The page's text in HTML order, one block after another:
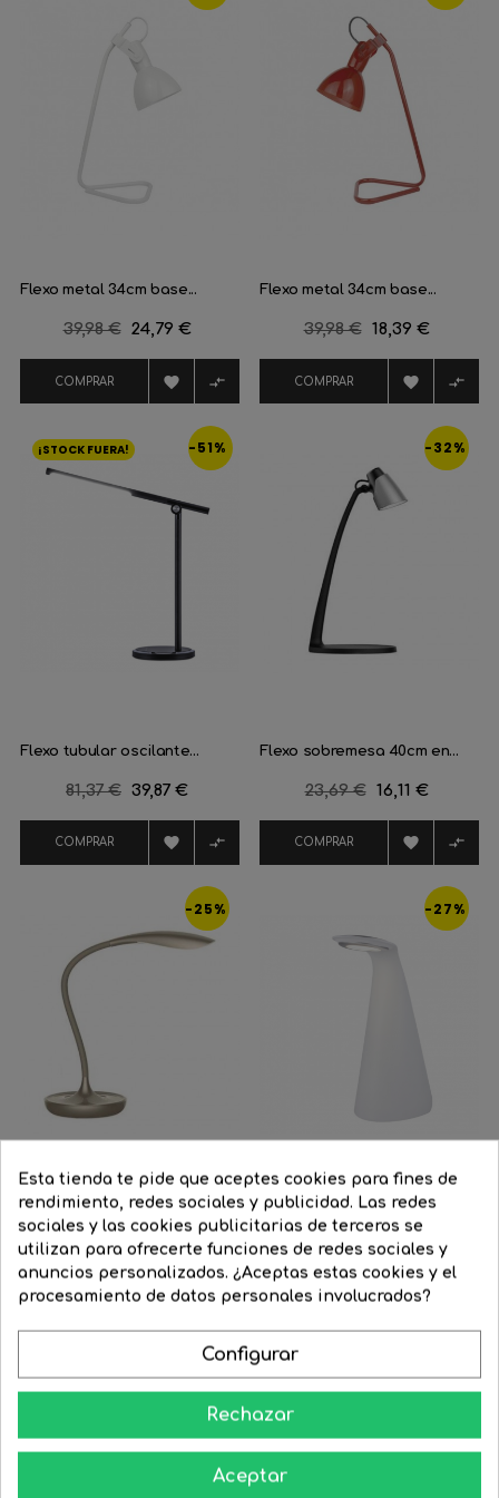
Flexo metal 34cm base...
Precio
39,98 € Precio
24,79 €
COMPRAR  
Flexo metal 34cm base...
Precio
39,98 € Precio
18,39 €
COMPRAR  
-51%
¡STOCK FUERA!
Flexo tubular oscilante...
Precio
81,37 € Precio
39,87 €
COMPRAR  
-32%
Flexo sobremesa 40cm en...
Precio
23,69 € Precio
16,11 €
COMPRAR  
-25%
Flexo en color champan en...
Precio
regular
66,50 € Precio
49,88 €
COMPRAR  
-27%
Lampara de mesa 32cm en...
Precio
regular
24,15 € Precio
17,63 €
COMPRAR 
Esta tienda te pide que aceptes cookies para fines de
rendimiento, redes sociales y publicidad. Las redes
sociales y las cookies publicitarias de terceros se
utilizan para ofrecerte funciones de redes sociales y
anuncios personalizados. ¿Aceptas estas cookies y el
procesamiento de datos personales involucrados?
Configurar
Rechazar
Aceptar